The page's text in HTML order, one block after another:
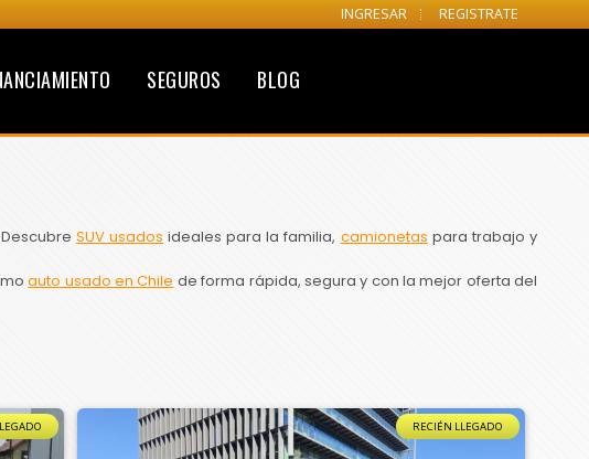
INGRESAR REGISTRATE
SEGUROS BLOG
SUV usados ideales para la familia, camionetas para trabajo y
auto usado en Chile de forma rápida, segura y con la mejor oferta del
RECIÉN LLEGADO